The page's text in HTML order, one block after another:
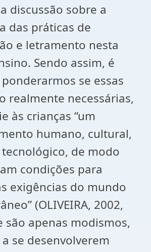
discussão sobre a
das práticas de
e letramento nesta
Sendo assim, é
se essas
realmente necessárias,
às crianças “um
humano, cultural,
de modo
condições para
exigências do mundo
(OLIVEIRA, 2002,
são apenas modismos,
se desenvolverem